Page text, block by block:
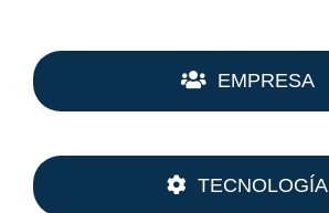
EMPRESA
TECNOLOGÍA